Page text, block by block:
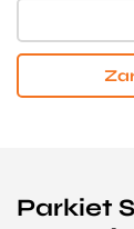
Parkiet